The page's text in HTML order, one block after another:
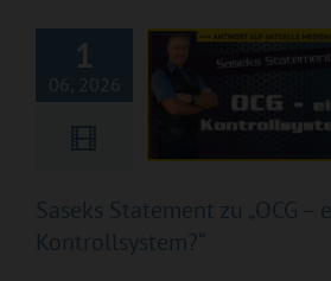
1
06, 2026
Saseks Statement zu „OCG –
Kontrollsystem?“